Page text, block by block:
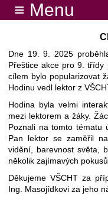
≡ Menu
Dne 19. 9. 2025
Přeštice akce pro 9. třídy
cílem bylo popularizovat
Hodinu vedl lektor z
Hodina byla velmi
mezi lektorem a žáky.
Poznali na tomto tématu
Pan lektor se zaměřil
vidění, barevnost světa,
několik zajímavých pokusů.
Děkujeme VŠCHT za
Ing. Masojídkovi za jeho